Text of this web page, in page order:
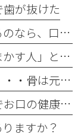
が抜けた
口臭があることに本気で悩んでいるのなら、口臭を本気で治そう
ガムやアメは逆効果？口臭を「ごまかす人」と「治す人」の決定的な違い
非常にお伝えしずらい「骨」の話・・・骨は元には戻せない？
対処療法は終わり！そろそろ本気でお口の健康とは何かを考えませんか
ますか？